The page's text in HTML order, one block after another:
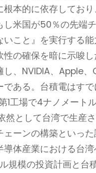
本的に依存してお
米国が50％の先端
こと』を実行する
の確保を暗に示唆し
し、NVIDIA、Apple
ある。台積電はす
工場で4ナノメート
として台湾で生産
ーンの構築といった
体産業における台
規模の投資計画と台